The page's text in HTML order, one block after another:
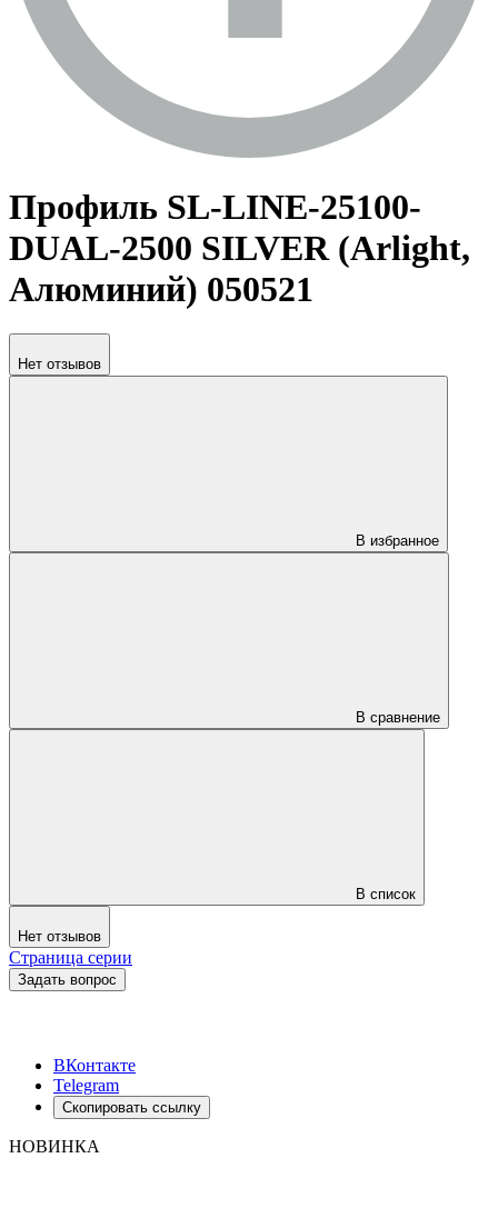
Профиль SL-LINE-25100-
DUAL-2500 SILVER (Arlight,
Алюминий) 050521
Нет отзывов
В избранное
В сравнение
В список
Нет отзывов
Страница серии
Задать вопрос
ВКонтакте
Telegram
Скопировать ссылку
НОВИНКА